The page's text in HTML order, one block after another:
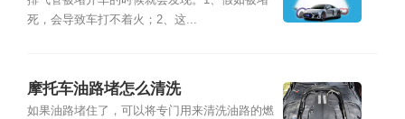
死，会导致车打不着火；2、这...
摩托车油路堵怎么清洗
如果油路堵住了，可以将专门用来清洗油路的燃